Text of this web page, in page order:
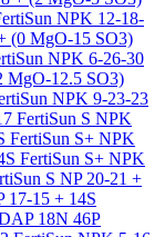
NPK 12-18-
(0 MgO-15 SO3)
NPK 6-26-30
MgO-12.5 SO3)
NPK 9-23-23
FertiSun S NPK
FertiSun S+ NPK
FertiSun S+ NPK
S NP 20-21 +
17-15 + 14S
18N 46P